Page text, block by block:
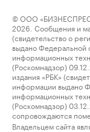
© ООО
2026. Сообщения и
(свидетельство о
выдано Федеральной
информационных
(Роскомнадзор)
издания «РБК»
информации выдано
информационных
(Роскомнадзор)
сопровождаются
Владельцем сайта